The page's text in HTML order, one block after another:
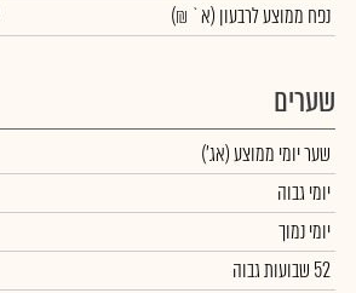
נפח ממוצע לרבעון (א` ₪)
שערים
שער יומי ממוצע(אג')
יומי גבוה
יומי נמוך
52 שבועות גבוה